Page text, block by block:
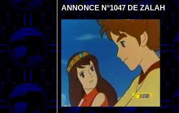
ANNONCE N°1047 DE ZALAH